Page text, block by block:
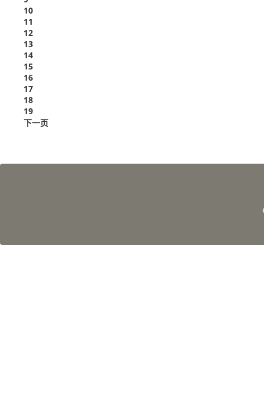
10
11
12
13
14
15
16
17
18
19
下一页